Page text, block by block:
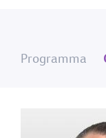
Programma